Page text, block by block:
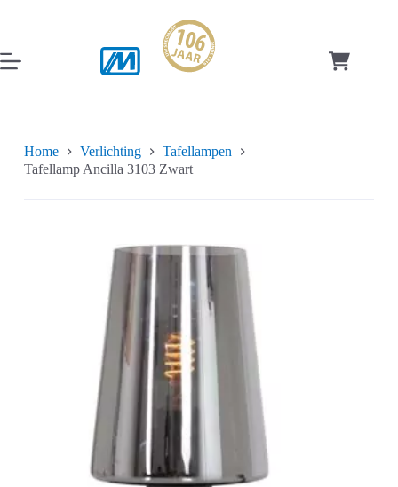
inhoud
Home Verlichting
Tafellampen
Tafellamp Ancilla 3103 Zwart